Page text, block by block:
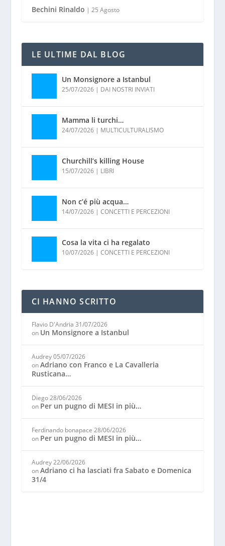
Bechini Rinaldo | 25 Agosto
LE ULTIME DAL BLOG
Un Monsignore a Istanbul
25/07/2026| DAI NOSTRI INVIATI
Mamma li turchi…
24/07/2026| MULTICULTURALISMO
Churchill’s killing House
15/07/2026| LIBRI
Non c’é più acqua…
14/07/2026| CONCETTI E PERCEZIONI
Cosa la vita ci ha regalato
10/07/2026| CONCETTI E PERCEZIONI
CI HANNO SCRITTO
Flavio D'Andria 31/07/2026
on Un Monsignore a Istanbul
Audrey 05/07/2026
onAdriano con Franco e La Cavalleria
Rusticana…
Diego 28/06/2026
on Per un pugno di MESI in più…
Ferdinando bonapace 28/06/2026
on Per un pugno di MESI in più…
Audrey 22/06/2026
onAdriano ci ha lasciati fra Sabato e Domenica
31/4